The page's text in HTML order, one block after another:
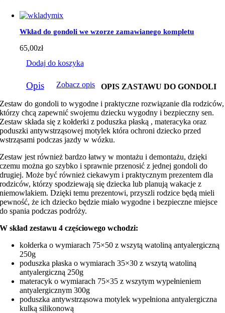
Wkład do gondoli we wzorze zamawianego kompletu
65,00zł
Dodaj do koszyka
Opis Zobacz opis
OPIS ZASTAWU DO GONDOLI
Zestaw do gondoli to wygodne i praktyczne rozwiązanie dla rodziców,
którzy chcą zapewnić swojemu dziecku wygodny i bezpieczny sen.
Zestaw składa się z kołderki z poduszka płaską , materacyka oraz
poduszki antywstrząsowej motylek która ochroni dziecko przed
wstrząsami podczas jazdy w wózku.
Zestaw jest również bardzo łatwy w montażu i demontażu, dzięki
czemu można go szybko i sprawnie przenosić z jednej gondoli do
drugiej. Może być również ciekawym i praktycznym prezentem dla
rodziców, którzy spodziewają się dziecka lub planują wakacje z
niemowlakiem. Dzięki temu prezentowi, przyszli rodzice będą mieli
pewność, że ich dziecko będzie miało wygodne i bezpieczne miejsce
do spania podczas podróży.
W skład zestawu 4 częściowego wchodzi:
kołderka o wymiarach 75×50 z wszytą watoliną antyalergiczną
250g
poduszka płaska o wymiarach 35×30 z wszytą watoliną
antyalergiczną 250g
materacyk o wymiarach 75×35 z wszytym wypełnieniem
antyalergicznym 300g
poduszka antywstrząsowa motylek wypełniona antyalergiczna
kulką silikonową